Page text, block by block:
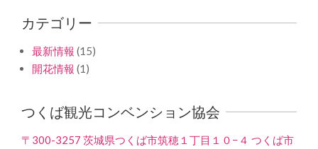
カテゴリー
最新情報 (15)
開花情報 (1)
つくば観光コンベンション協会
〒300-3257 茨城県つくば市筑穂１丁目１０−４ つくば市